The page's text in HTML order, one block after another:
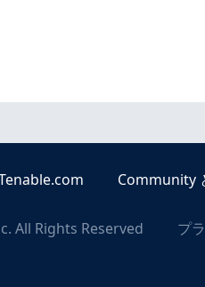
Community
All Rights Reserved プ